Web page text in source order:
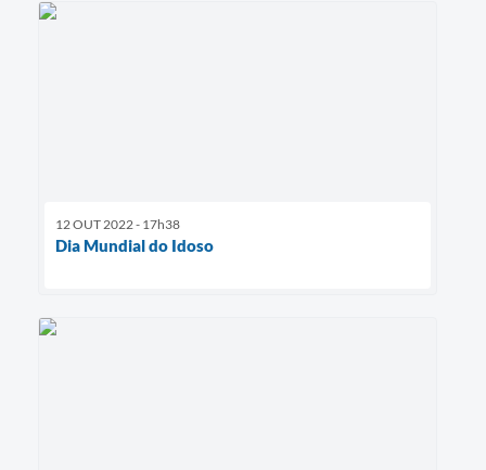
12 OUT 2022 - 17h38
Dia Mundial do Idoso